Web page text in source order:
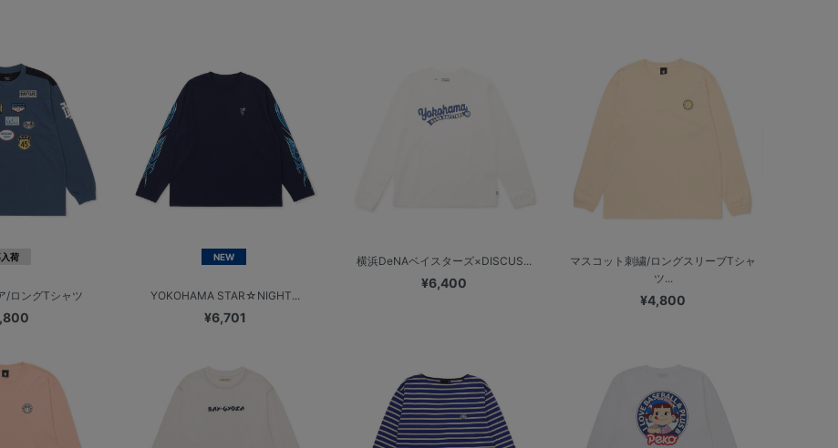
荷
/ロングTシャツ
NEW
YOKOHAMA STAR☆NIGHT...
¥6,701
横浜DeNAベイスターズ×DISCUS...
¥6,400
マスコット刺繍/ロングスリーブTシャ
ツ...
¥4,800